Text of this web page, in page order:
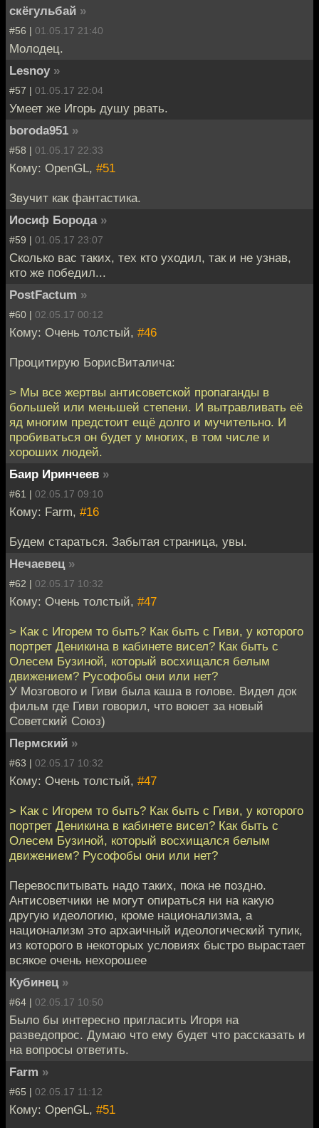
скёгульбай »
#56 | 01.05.17 21:40
Молодец.
Lesnoy »
#57 | 01.05.17 22:04
Умеет же Игорь душу рвать.
boroda951 »
#58 | 01.05.17 22:33
Кому: OpenGL, #51
Звучит как фантастика.
Иосиф Борода »
#59 | 01.05.17 23:07
Сколько вас таких, тех кто уходил, так и не узнав,
кто же победил...
PostFactum »
#60 | 02.05.17 00:12
Кому: Очень толстый, #46
Процитирую БорисВиталича:
> Мы все жертвы антисоветской пропаганды в
большей или меньшей степени. И вытравливать её
яд многим предстоит ещё долго и мучительно. И
пробиваться он будет у многих, в том числе и
хороших людей.
Баир Иринчеев »
#61 | 02.05.17 09:10
Кому: Farm, #16
Будем стараться. Забытая страница, увы.
Нечаевец »
#62 | 02.05.17 10:32
Кому: Очень толстый, #47
> Как с Игорем то быть? Как быть с Гиви, у которого
портрет Деникина в кабинете висел? Как быть с
Олесем Бузиной, который восхищался белым
движением? Русофобы они или нет?
У Мозгового и Гиви была каша в голове. Видел док
фильм где Гиви говорил, что воюет за новый
Советский Союз)
Пермский »
#63 | 02.05.17 10:32
Кому: Очень толстый, #47
> Как с Игорем то быть? Как быть с Гиви, у которого
портрет Деникина в кабинете висел? Как быть с
Олесем Бузиной, который восхищался белым
движением? Русофобы они или нет?
Перевоспитывать надо таких, пока не поздно.
Антисоветчики не могут опираться ни на какую
другую идеологию, кроме национализма, а
национализм это архаичный идеологический тупик,
из которого в некоторых условиях быстро вырастает
всякое очень нехорошее
Кубинец »
#64 | 02.05.17 10:50
Было бы интересно пригласить Игоря на
разведопрос. Думаю что ему будет что рассказать и
на вопросы ответить.
Farm »
#65 | 02.05.17 11:12
Кому: OpenGL, #51